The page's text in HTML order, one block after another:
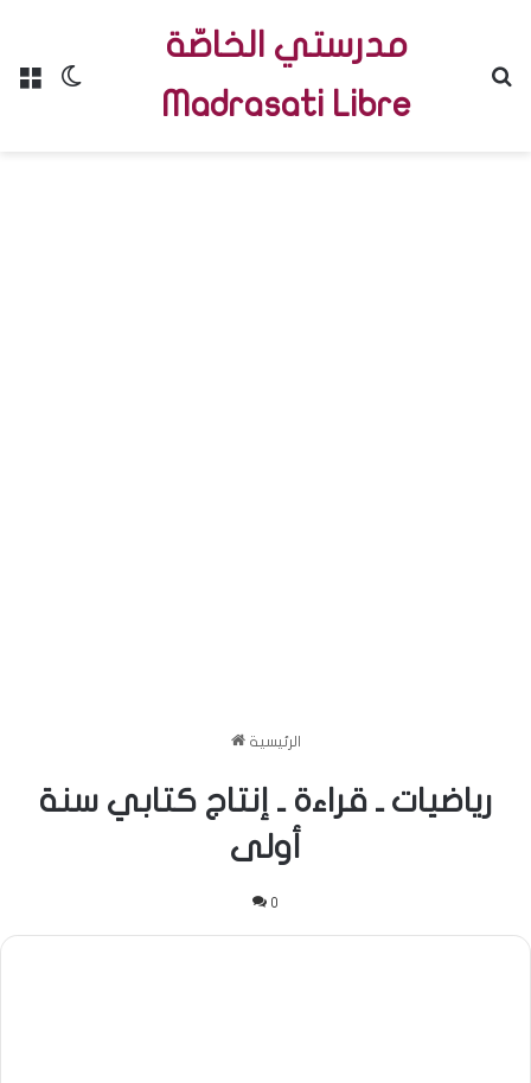
Menu
مدرستي الخاصّة
Madrasati Libre
الرئيسية
رياضيات ـ قراءة ـ إنتاج كتابي سنة
أولى
0